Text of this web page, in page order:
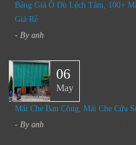
Bảng Giá Ô Dù Lệch Tâm, 100+
Giá Rẻ
- By anh
06
May
Mái Che Ban Công, Mái Che Cửa
- By anh